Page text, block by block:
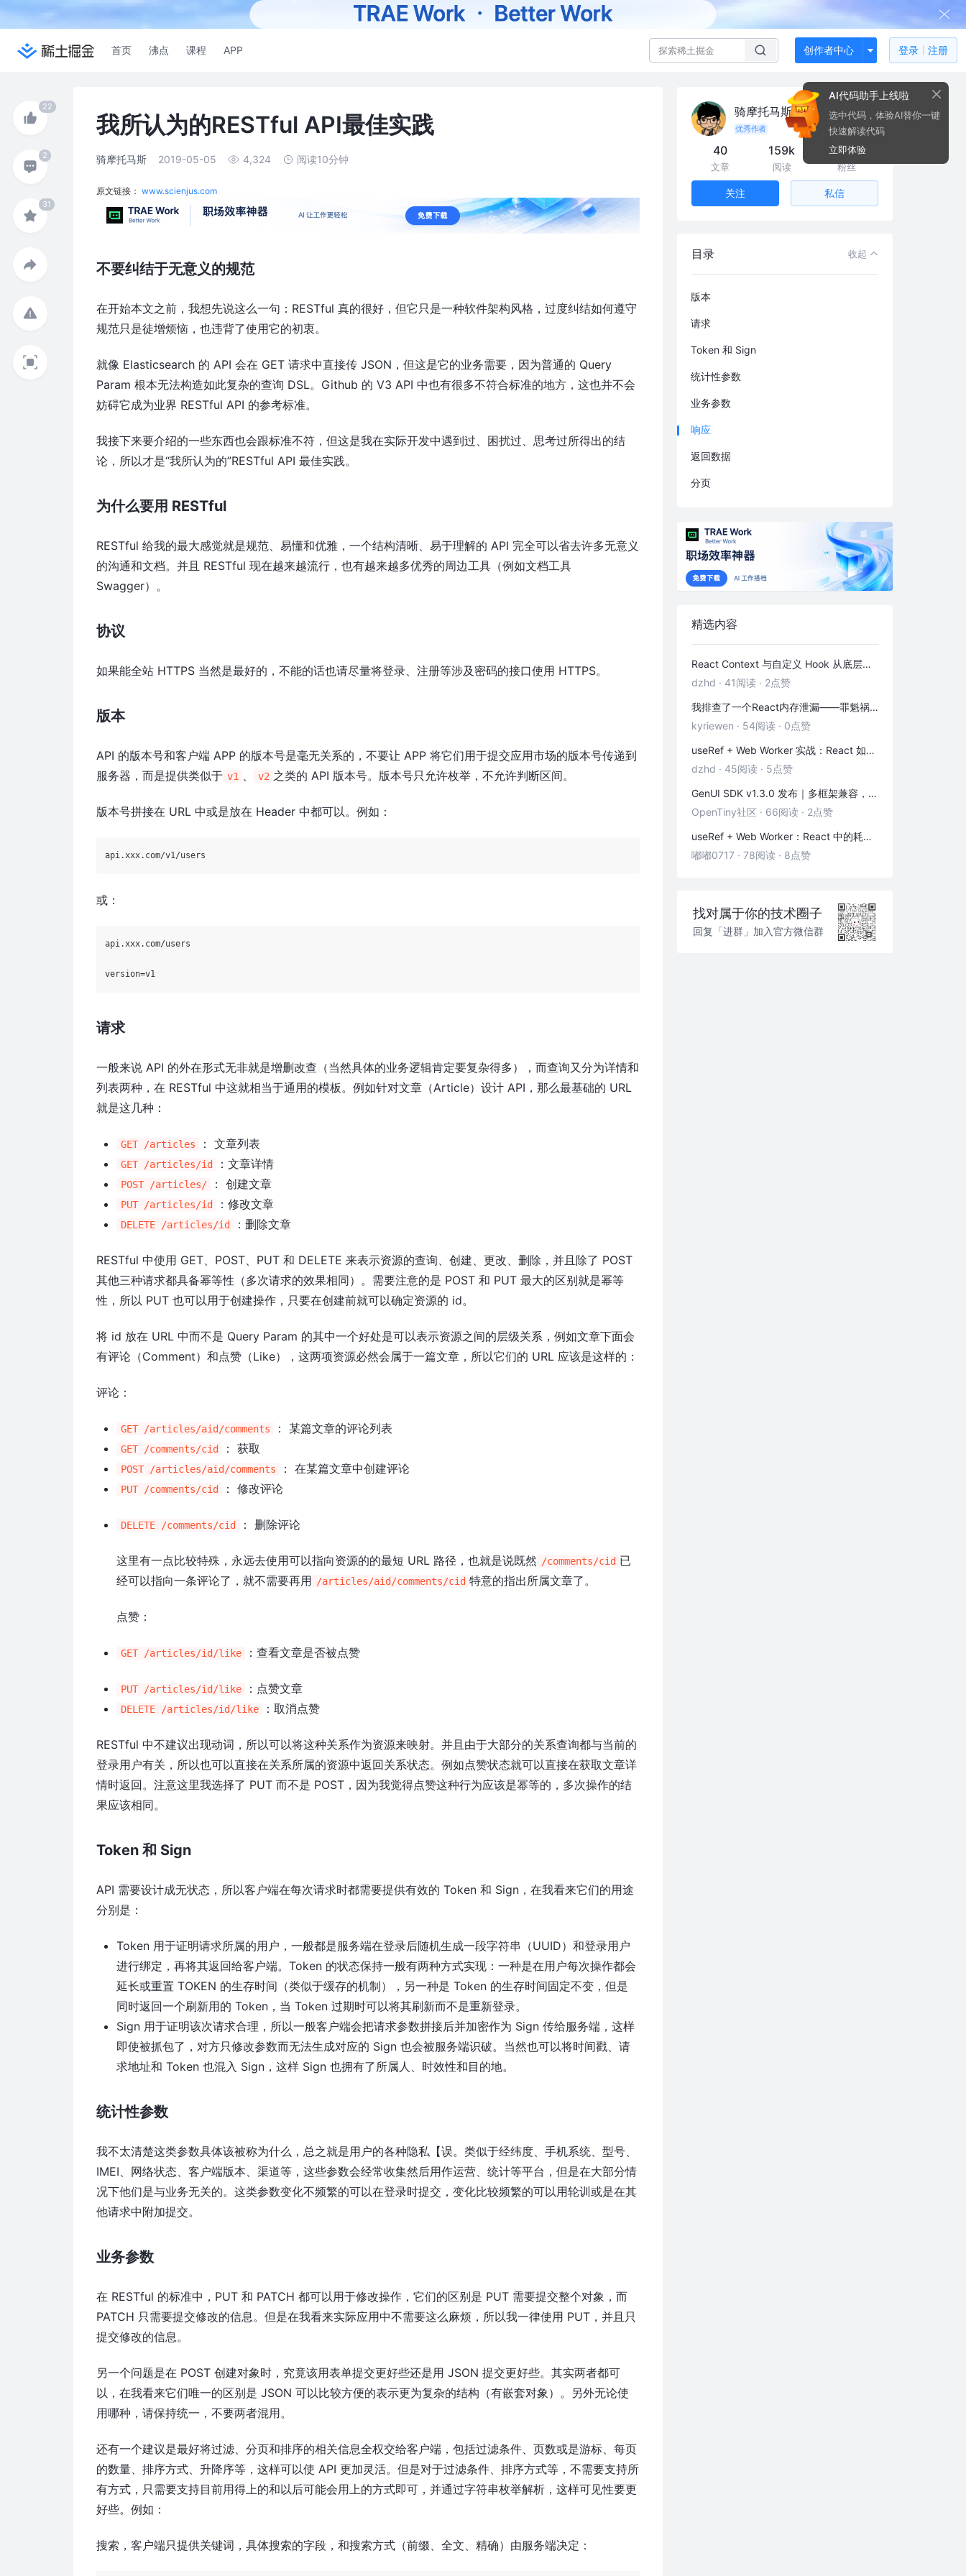
首页 沸点 课程 APP 创作者中心 登录 注册
我所认为的RESTful API最佳实践
骑摩托马斯 2019-05-05 4,324 阅读10分钟
原文链接：www.scienjus.com
不要纠结于无意义的规范
在开始本文之前，我想先说这么一句：RESTful 真的很好，但它只是一种软件架构风格，过度纠结如何遵守
规范只是徒增烦恼，也违背了使用它的初衷。
就像 Elasticsearch 的 API 会在 GET 请求中直接传 JSON，但这是它的业务需要，因为普通的 Query
Param 根本无法构造如此复杂的查询 DSL。Github 的 V3 API 中也有很多不符合标准的地方，这也并不会
妨碍它成为业界 RESTful API 的参考标准。
我接下来要介绍的一些东西也会跟标准不符，但这是我在实际开发中遇到过、困扰过、思考过所得出的结
论，所以才是 我所认为的 RESTful API 最佳实践。
为什么要用 RESTful
RESTful 给我的最大感觉就是规范、易懂和优雅，一个结构清晰、易于理解的 API 完全可以省去许多无意义
的沟通和文档。并且 RESTful 现在越来越流行，也有越来越多优秀的周边工具（例如文档工具
Swagger）。
协议
如果能全站 HTTPS 当然是最好的，不能的话也请尽量将登录、注册等涉及密码的接口使用 HTTPS。
版本
API 的版本号和客户端 APP 的版本号是毫无关系的，不要让 APP 将它们用于提交应用市场的版本号传递到
服务器，而是提供类似于 v1 v2 之类的 API 版本号。版本号只允许枚举，不允许判断区间。
版本号拼接在 URL 中或是放在 Header 中都可以。例如：
或：
api.xxx.com/users
请求
一般来说 API 的外在形式无非就是增删改查（当然具体的业务逻辑肯定要复杂得多），而查询又分为详情和
列表两种，在 RESTful 中这就相当于通用的模板。例如针对文章（Article）设计 API，那么最基础的 URL
就是这几种：
GET /articles ： 文章列表
GET /articles/id ：文章详情
POST /articles/ ： 创建文章
PUT /articles/id ：修改文章
DELETE /articles/id ：删除文章
RESTful 中使用 GET、POST、PUT 和 DELETE 来表示资源的查询、创建、更改、删除，并且除了 POST
其他三种请求都具备幂等性（多次请求的效果相同）。需要注意的是 POST 和 PUT 最大的区别就是幂等
性，所以 PUT 也可以用于创建操作，只要在创建前就可以确定资源的 id。
将 id 放在 URL 中而不是 Query Param 的其中一个好处是可以表示资源之间的层级关系，例如文章下面会
有评论（Comment）和点赞（Like），这两项资源必然会属于一篇文章，所以它们的 URL 应该是这样的：
评论：
GET /articles/aid/comments ： 某篇文章的评论列表
GET /comments/cid ： 获取
POST /articles/aid/comments ： 在某篇文章中创建评论
PUT /comments/cid ： 修改评论
DELETE /comments/cid ： 删除评论
这里有一点比较特殊，永远去使用可以指向资源的的最短 URL 路径，也就是说既然 /comments/cid 已
经可以指向一条评论了，就不需要再用 /articles/aid/comments/cid 特意的指出所属文章了。
点赞：
GET /articles/id/like ：查看文章是否被点赞
PUT /articles/id/like ：点赞文章
DELETE /articles/id/like ：取消点赞
RESTful 中不建议出现动词，所以可以将这种关系作为资源来映射。并且由于大部分的关系查询都与当前的
登录用户有关，所以也可以直接在关系所属的资源中返回关系状态。例如点赞状态就可以直接在获取文章详
情时返回。注意这里我选择了 PUT 而不是 POST，因为我觉得点赞这种行为应该是幂等的，多次操作的结
果应该相同。
Token 和 Sign
API 需要设计成无状态，所以客户端在每次请求时都需要提供有效的 Token 和 Sign，在我看来它们的用途
分别是：
Token 用于证明请求所属的用户，一般都是服务端在登录后随机生成一段字符串（UUID）和登录用户
进行绑定，再将其返回给客户端。Token 的状态保持一般有两种方式实现：一种是在用户每次操作都会
延长或重置 TOKEN 的生存时间（类似于缓存的机制），另一种是 Token 的生存时间固定不变，但是
同时返回一个刷新用的 Token，当 Token 过期时可以将其刷新而不是重新登录。
Sign 用于证明该次请求合理，所以一般客户端会把请求参数拼接后并加密作为 Sign 传给服务端，这样
即使被抓包了，对方只修改参数而无法生成对应的 Sign 也会被服务端识破。当然也可以将时间戳、请
求地址和 Token 也混入 Sign，这样 Sign 也拥有了所属人、时效性和目的地。
统计性参数
我不太清楚这类参数具体该被称为什么，总之就是用户的各种隐私【误。类似于经纬度、手机系统、型号、
IMEI、网络状态、客户端版本、渠道等，这些参数会经常收集然后用作运营、统计等平台，但是在大部分情
况下他们是与业务无关的。这类参数变化不频繁的可以在登录时提交，变化比较频繁的可以用轮训或是在其
他请求中附加提交。
业务参数
在 RESTful 的标准中，PUT 和 PATCH 都可以用于修改操作，它们的区别是 PUT 需要提交整个对象，而
PATCH 只需要提交修改的信息。但是在我看来实际应用中不需要这么麻烦，所以我一律使用 PUT，并且只
提交修改的信息。
另一个问题是在 POST 创建对象时，究竟该用表单提交更好些还是用 JSON 提交更好些。其实两者都可
以，在我看来它们唯一的区别是 JSON 可以比较方便的表示更为复杂的结构（有嵌套对象）。另外无论使
用哪种，请保持统一，不要两者混用。
还有一个建议是最好将过滤、分页和排序的相关信息全权交给客户端，包括过滤条件、页数或是游标、每页
的数量、排序方式、升降序等，这样可以使 API 更加灵活。但是对于过滤条件、排序方式等，不需要支持所
有方式，只需要支持目前用得上的和以后可能会用上的方式即可，并通过字符串枚举解析，这样可见性要更
好些。例如：
搜索，客户端只提供关键词，具体搜索的字段，和搜索方式（前缀、全文、精确）由服务端决定：
骑摩托马斯
优秀作者
40
文章
159k
阅读
2.3k
粉丝
关注 私信
目录 收起
版本
请求
Token 和 Sign
统计性参数
业务参数
响应
返回数据
分页
精选内容
React Context 与自定义 Hook 从底层到实践：「跨层级通信 + 副作用封装」全解析
dzhd · 41阅读 · 2点赞
我排查了一个React内存泄漏——罪魁祸首是这3个被忽略的清理函数
kyriewen · 54阅读 · 0点赞
useRef + Web Worker 实战：React 如何优雅地拥抱多线程
dzhd · 45阅读 · 5点赞
GenUI SDK v1.3.0 发布｜多框架兼容，一键换物料，渲染器 & 演练场全面增强！
OpenTiny社区 · 66阅读 · 2点赞
useRef + Web Worker：React 中的耗时计算不卡页面
嘟嘟0717 · 78阅读 · 8点赞
找对属于你的技术圈子
回复「进群」加入官方微信群
AI代码助手上线啦
选中代码，体验AI替你一键
快速解读代码
立即体验